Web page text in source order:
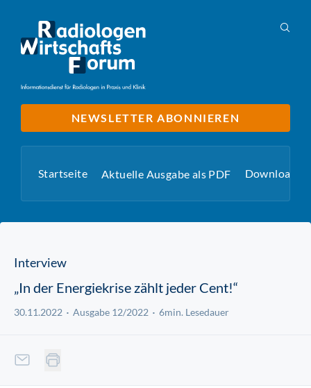
NEWSLETTER ABONNIEREN
Startseite Aktuelle Ausgabe als PDF Downloads
Interview
„In der Energiekrise zählt jeder Cent!“
30.11.2022 Ausgabe 12/2022 6min. Lesedauer